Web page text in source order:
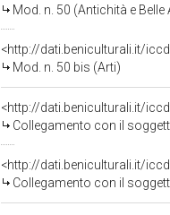
Mod. n. 50 (Antichità e Belle
<http://dati.beniculturali.it/
Mod. n. 50 bis (Arti)
<http://dati.beniculturali.it/
Collegamento con il
<http://dati.beniculturali.it/
Collegamento con il